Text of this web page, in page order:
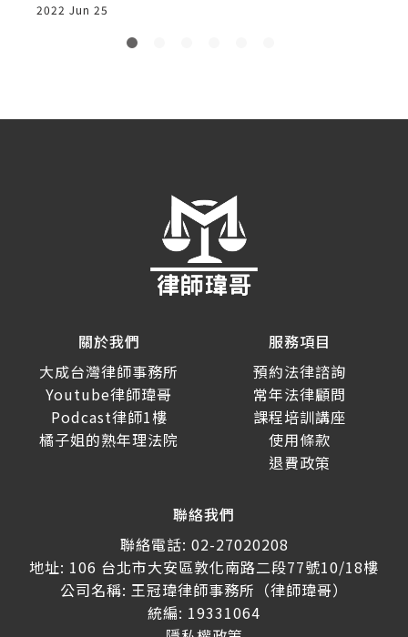
2022 Jun 25
關於我們
大成台灣律師事務所
Youtube律師瑋哥
Podcast律師1樓
橘子姐的熟年理法院
服務項目
預約法律諮詢
常年法律顧問
課程培訓講座
使用條款
退費政策
聯絡我們
聯絡電話: 02-27020208
地址: 106 台北市大安區敦化南路二段77號10/18樓
公司名稱: 王冠瑋律師事務所（律師瑋哥）
統編: 19331064